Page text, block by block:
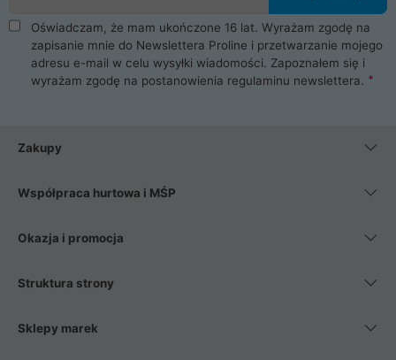
Oświadczam, że mam ukończone 16 lat. Wyrażam zgodę na
zapisanie mnie do Newslettera Proline i przetwarzanie mojego
adresu e-mail w celu wysyłki wiadomości. Zapoznałem się i
wyrażam zgodę na postanowienia regulaminu newslettera.
Zakupy
Współpraca hurtowa i MŚP
Okazja i promocja
Struktura strony
Sklepy marek